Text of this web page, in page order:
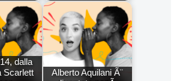
dalla
Scarlett
Alberto Aquilani Ã¨